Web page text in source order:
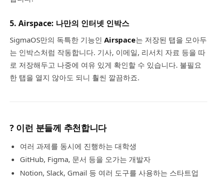
5. Airspace: 나만의 인터넷 인박스
SigmaOS만의 독특한 기능인 Airspace는 저장된 탭을 모아두
는 인박스처럼 작동합니다. 기사, 이메일, 리서치 자료 등을 따
로 저장해두고 나중에 여유 있게 확인할 수 있습니다. 불필요
한 탭을 열지 않아도 되니 훨씬 깔끔하죠.
? 이런 분들께 추천합니다
여러 과제를 동시에 진행하는 대학생
GitHub, Figma, 문서 등을 오가는 개발자
Notion, Slack, Gmail 등 여러 도구를 사용하는 스타트업